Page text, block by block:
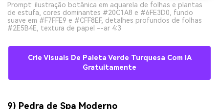
Prompt: ilustração botânica em aquarela de folhas e plantas
de estufa, cores dominantes #20C1A8 e #6FE3D0, fundo
suave em #F7FFE9 e #CFF8EF, detalhes profundos de folhas
#2E5B4E, textura de papel --ar 4:3
Crie Visuais De Paleta Verde Turquesa Com IA
Gratuitamente
9) Pedra de Spa Moderno